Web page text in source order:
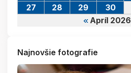
Apríl 2026
27
28 29 30
Najnovšie fotografie